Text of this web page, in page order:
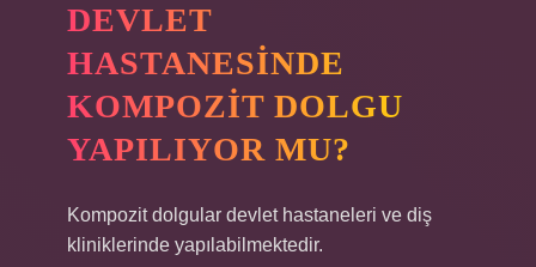
DEVLET
HASTANESINDE
KOMPOZIT DOLGU
YAPILIYOR MU?
Kompozit dolgular devlet hastaneleri ve diş
kliniklerinde yapılabilmektedir.